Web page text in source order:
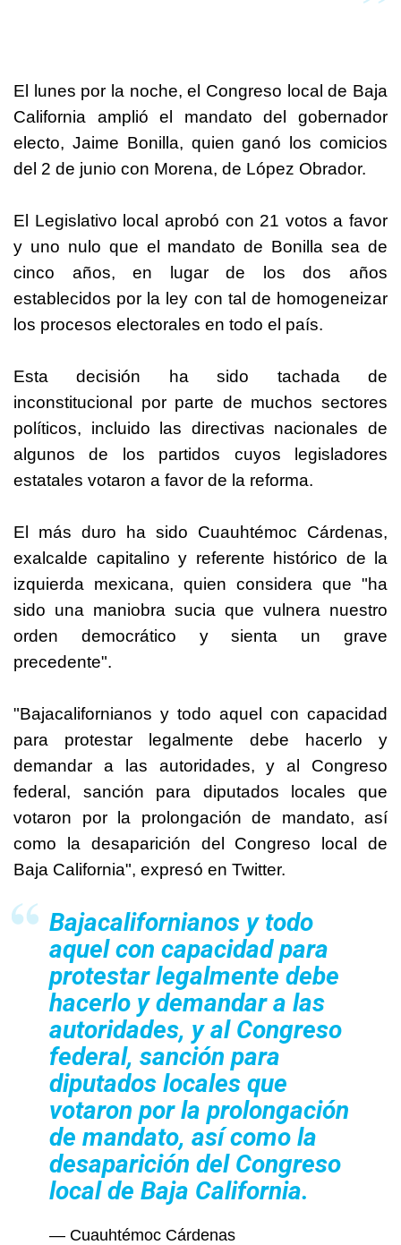
El lunes por la noche, el Congreso local de Baja
California amplió el mandato del gobernador
electo, Jaime Bonilla, quien ganó los comicios
del 2 de junio con Morena, de López Obrador.
El Legislativo local aprobó con 21 votos a favor
y uno nulo que el mandato de Bonilla sea de
cinco años, en lugar de los dos años
establecidos por la ley con tal de homogeneizar
los procesos electorales en todo el país.
Esta decisión ha sido tachada de
inconstitucional por parte de muchos sectores
políticos, incluido las directivas nacionales de
algunos de los partidos cuyos legisladores
estatales votaron a favor de la reforma.
El más duro ha sido Cuauhtémoc Cárdenas,
exalcalde capitalino y referente histórico de la
izquierda mexicana, quien considera que "ha
sido una maniobra sucia que vulnera nuestro
orden democrático y sienta un grave
precedente".
"Bajacalifornianos y todo aquel con capacidad
para protestar legalmente debe hacerlo y
demandar a las autoridades, y al Congreso
federal, sanción para diputados locales que
votaron por la prolongación de mandato, así
como la desaparición del Congreso local de
Baja California", expresó en Twitter.
Bajacalifornianos y todo
aquel con capacidad para
protestar legalmente debe
hacerlo y demandar a las
autoridades, y al Congreso
federal, sanción para
diputados locales que
votaron por la prolongación
de mandato, así como la
desaparición del Congreso
local de Baja California.
— Cuauhtémoc Cárdenas